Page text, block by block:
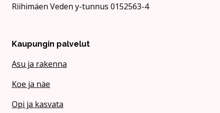
Riihimäen Veden y-tunnus 0152563-4
Kaupungin palvelut
Asu ja rakenna
Koe ja näe
Opi ja kasvata